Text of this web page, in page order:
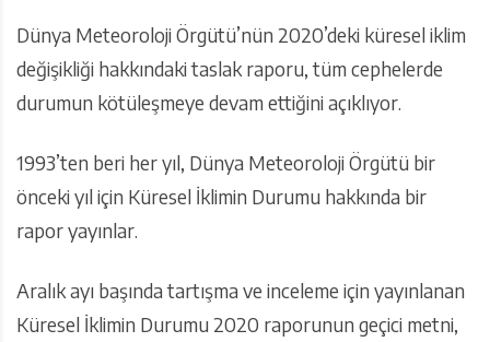
Dünya Meteoroloji Örgütü’nün 2020’deki küresel iklim
değişikliği hakkındaki taslak raporu, tüm cephelerde
durumun kötüleşmeye devam ettiğini açıklıyor.
1993’ten beri her yıl, Dünya Meteoroloji Örgütü bir
önceki yıl için Küresel İklimin Durumu hakkında bir
rapor yayınlar.
Aralık ayı başında tartışma ve inceleme için yayınlanan
Küresel İklimin Durumu 2020 raporunun geçici metni,